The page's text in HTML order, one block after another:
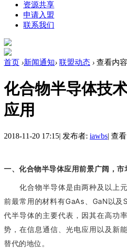
资源共享
申请入盟
联系我们
首页 ›新闻通知› 联盟动态 › 查看内容
化合物半导体技
应用
2018-11-20 17:15| 发布者: iawbs| 查
一、化合物半导体应用前景广阔，市
化合物半导体是由两种及以上元
前最常用的材料有GaAs、GaN以及
代半导体的主要代表，因其在高功
势，在信息通信、光电应用以及新
替代的地位。